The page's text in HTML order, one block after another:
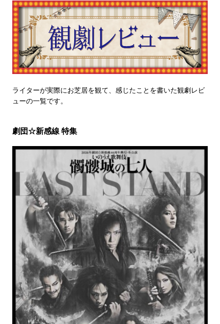
ライターが実際にお芝居を観て、感じたことを書いた観劇レビ
ューの一覧です。
劇団☆新感線 特集